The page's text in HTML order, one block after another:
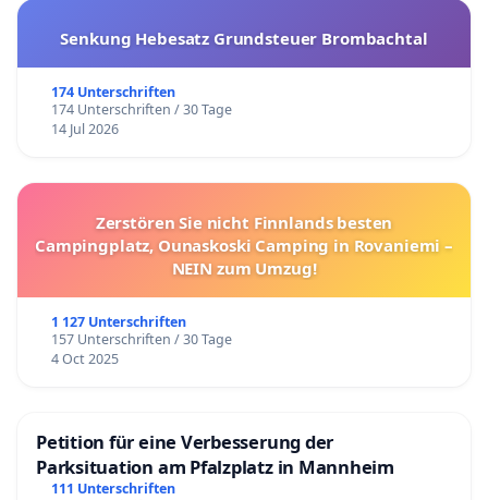
Senkung Hebesatz Grundsteuer Brombachtal
174 Unterschriften
174 Unterschriften / 30 Tage
14 Jul 2026
Zerstören Sie nicht Finnlands besten
Campingplatz, Ounaskoski Camping in Rovaniemi –
NEIN zum Umzug!
1 127 Unterschriften
157 Unterschriften / 30 Tage
4 Oct 2025
Petition für eine Verbesserung der
Parksituation am Pfalzplatz in Mannheim
111 Unterschriften